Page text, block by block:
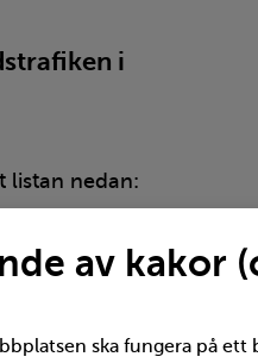
i
listan nedan:
av kakor
ska fungera på ett